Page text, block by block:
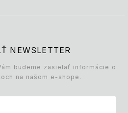
NEWSLETTER
budeme zasielať informácie o
na našom e-shope.